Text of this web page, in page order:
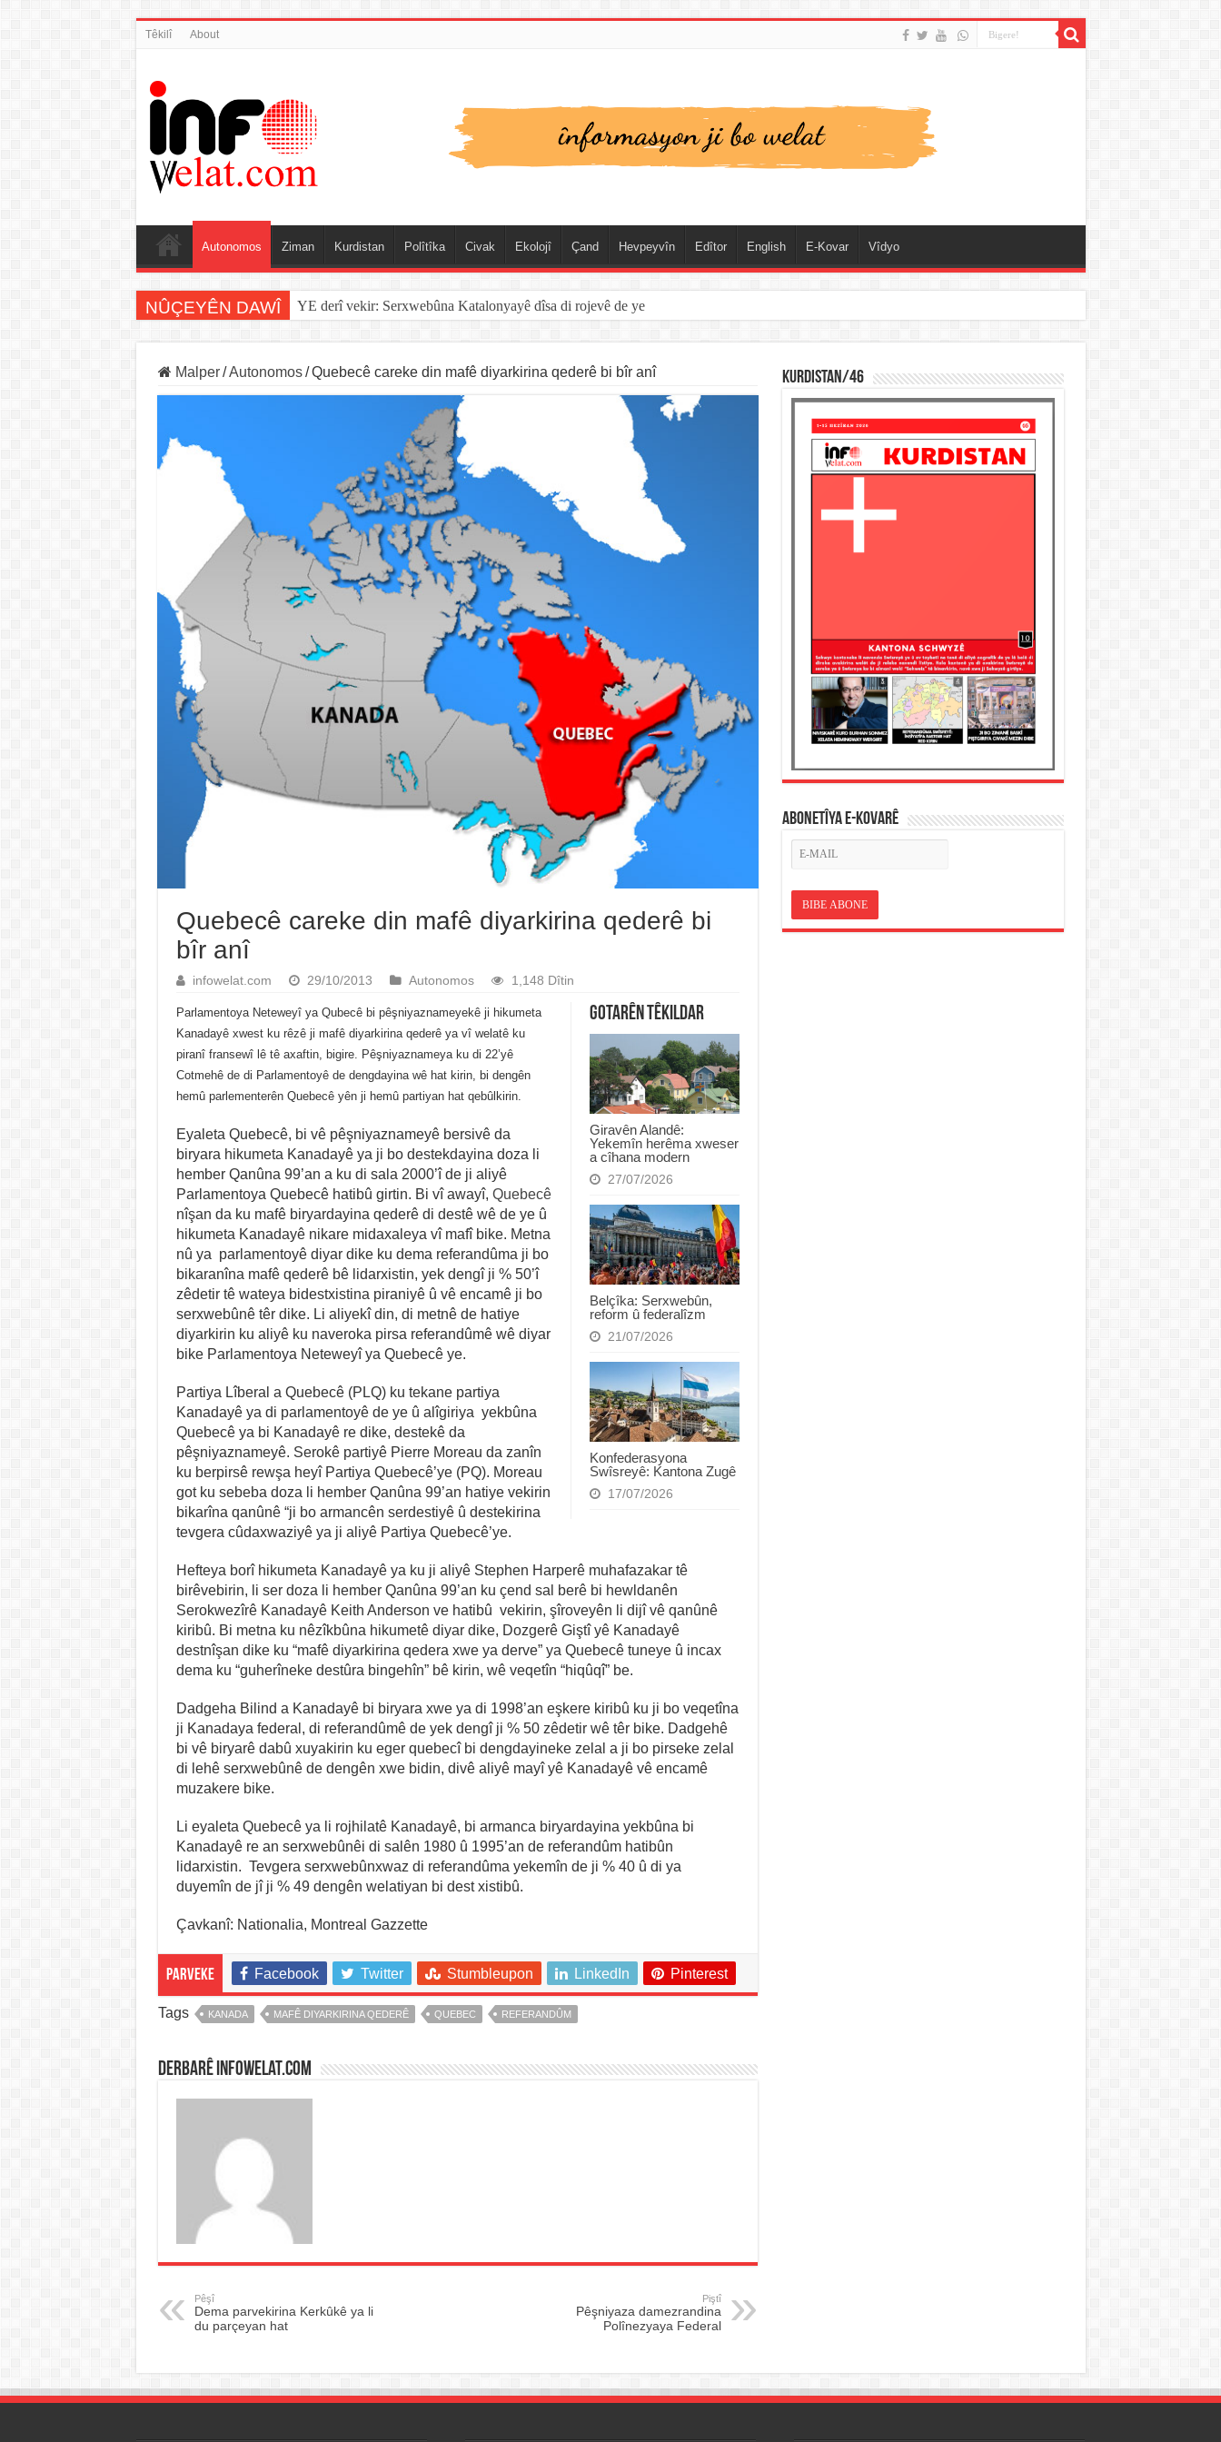
Têkilî About
Autonomos Ziman Kurdistan Polîtîka Civak Ekolojî Çand Hevpeyvîn Edîtor English E-Kovar Vîdyo
NÛÇEYÊN DAWÎ YE derî vekir: Serxwebûna Katalonyayê dîsa di rojevê de ye
Malper / Autonomos / Quebecê careke din mafê diyarkirina qederê bi bîr anî
Quebecê careke din mafê diyarkirina qederê bi
bîr anî
infowelat.com 29/10/2013 Autonomos 1,148 Dîtin
Gotarên Têkildar
Giravên Alandê:
Yekemîn herêma xweser
a cîhana modern
27/07/2026
Belçîka: Serxwebûn,
reform û federalîzm
21/07/2026
Konfederasyona
Swîsreyê: Kantona Zugê
17/07/2026
Parlamentoya Neteweyî ya Qubecê bi pêşniyaznameyekê ji hikumeta
Kanadayê xwest ku rêzê ji mafê diyarkirina qederê ya vî welatê ku
piranî fransewî lê tê axaftin, bigire. Pêşniyaznameya ku di 22’yê
Cotmehê de di Parlamentoyê de dengdayina wê hat kirin, bi dengên
hemû parlementerên Quebecê yên ji hemû partiyan hat qebûlkirin.
Eyaleta Quebecê, bi vê pêşniyaznameyê bersivê da
biryara hikumeta Kanadayê ya ji bo destekdayina doza li
hember Qanûna 99’an a ku di sala 2000’î de ji aliyê
Parlamentoya Quebecê hatibû girtin. Bi vî awayî, Quebecê
nîşan da ku mafê biryardayina qederê di destê wê de ye û
hikumeta Kanadayê nikare midaxaleya vî mafî bike. Metna
nû ya parlamentoyê diyar dike ku dema referandûma ji bo
bikaranîna mafê qederê bê lidarxistin, yek dengî ji % 50’î
zêdetir tê wateya bidestxistina piraniyê û vê encamê ji bo
serxwebûnê têr dike. Li aliyekî din, di metnê de hatiye
diyarkirin ku aliyê ku naveroka pirsa referandûmê wê diyar
bike Parlamentoya Neteweyî ya Quebecê ye.
Partiya Lîberal a Quebecê (PLQ) ku tekane partiya
Kanadayê ya di parlamentoyê de ye û alîgiriya yekbûna
Quebecê ya bi Kanadayê re dike, destekê da
pêşniyaznameyê. Serokê partiyê Pierre Moreau da zanîn
ku berpirsê rewşa heyî Partiya Quebecê’ye (PQ). Moreau
got ku sebeba doza li hember Qanûna 99’an hatiye vekirin
bikarîna qanûnê “ji bo armancên serdestiyê û destekirina
tevgera cûdaxwaziyê ya ji aliyê Partiya Quebecê’ye.
Hefteya borî hikumeta Kanadayê ya ku ji aliyê Stephen Harperê muhafazakar tê
birêvebirin, li ser doza li hember Qanûna 99’an ku çend sal berê bi hewldanên
Serokwezîrê Kanadayê Keith Anderson ve hatibû vekirin, şîroveyên li dijî vê qanûnê
kiribû. Bi metna ku nêzîkbûna hikumetê diyar dike, Dozgerê Giştî yê Kanadayê
destnîşan dike ku “mafê diyarkirina qedera xwe ya derve” ya Quebecê tuneye û incax
dema ku “guherîneke destûra bingehîn” bê kirin, wê veqetîn “hiqûqî” be.
Dadgeha Bilind a Kanadayê bi biryara xwe ya di 1998’an eşkere kiribû ku ji bo veqetîna
ji Kanadaya federal, di referandûmê de yek dengî ji % 50 zêdetir wê têr bike. Dadgehê
bi vê biryarê dabû xuyakirin ku eger quebecî bi dengdayineke zelal a ji bo pirseke zelal
di lehê serxwebûnê de dengên xwe bidin, divê aliyê mayî yê Kanadayê vê encamê
muzakere bike.
Li eyaleta Quebecê ya li rojhilatê Kanadayê, bi armanca biryardayina yekbûna bi
Kanadayê re an serxwebûnêi di salên 1980 û 1995’an de referandûm hatibûn
lidarxistin. Tevgera serxwebûnxwaz di referandûma yekemîn de ji % 40 û di ya
duyemîn de jî ji % 49 dengên welatiyan bi dest xistibû.
Çavkanî: Nationalia, Montreal Gazzette
Parveke Facebook Twitter Stumbleupon LinkedIn Pinterest
Tags KANADA MAFÊ DIYARKIRINA QEDERÊ QUEBEC REFERANDÛM
Derbarê infowelat.com
Pêşî
Dema parvekirina Kerkûkê ya li
du parçeyan hat
Piştî
Pêşniyaza damezrandina
Polînezyaya Federal
KURDISTAN/46
ABONETÎYA E-KOVARÊ